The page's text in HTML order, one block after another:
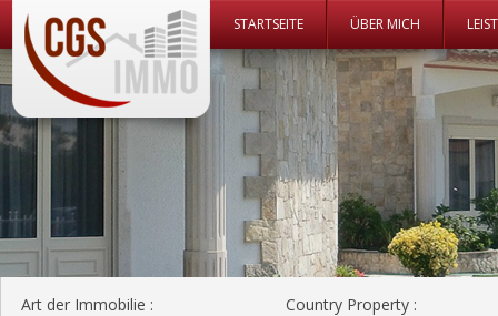
Zum Inhalt
STARTSEITE ÜBER MICH
CGS Immo
CGS Immo Web
Art der Immobilie : Country Property :